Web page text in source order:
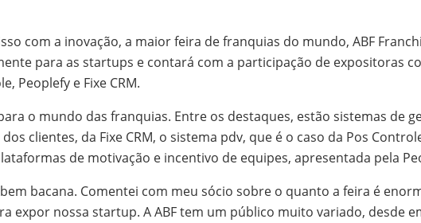
com a inovação, a maior feira de franquias do mundo, ABF
para as startups e contará com a participação de expositoras
Peoplefy e Fixe CRM.
o mundo das franquias. Entre os destaques, estão sistemas de
clientes, da Fixe CRM, o sistema pdv, que é o caso da Pos
de motivação e incentivo de equipes, apresentada pela
bacana. Comentei com meu sócio sobre o quanto a feira é
expor nossa startup. A ABF tem um público muito variado, desde